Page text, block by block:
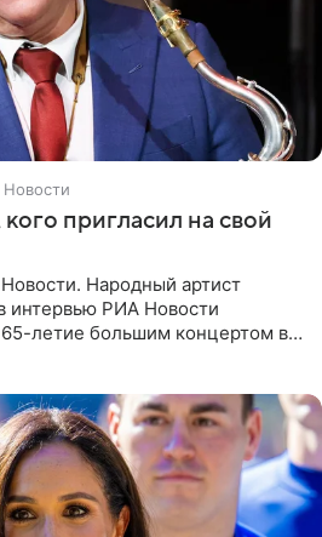
кого пригласил на свой
Народный артист
интервью РИА Новости
летие большим концертом в